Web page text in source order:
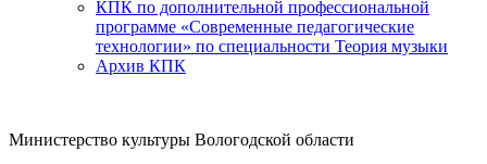
КПК по дополнительной профессиональной
программе «Современные педагогические
технологии» по специальности Теория музыки
Архив КПК
Министерство культуры Вологодской области